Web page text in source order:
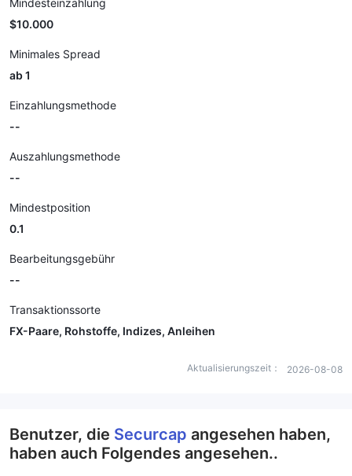
Mindesteinzahlung
$10.000
Minimales Spread
ab 1
Einzahlungsmethode
--
Auszahlungsmethode
--
Mindestposition
0.1
Bearbeitungsgebühr
--
Transaktionssorte
FX-Paare, Rohstoffe, Indizes, Anleihen
Aktualisierungszeit： 2026-08-08
Benutzer, die Securcap angesehen haben,
haben auch Folgendes angesehen..